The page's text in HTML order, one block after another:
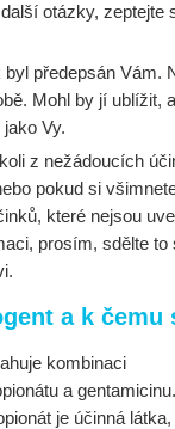
otázky, zeptejte
byl předepsán Vám.
Mohl by jí ublížit,
Vy.
z nežádoucích
pokud si
které nejsou
prosím, sdělte to
a k čemu
kombinaci
a gentamicinu.
je účinná